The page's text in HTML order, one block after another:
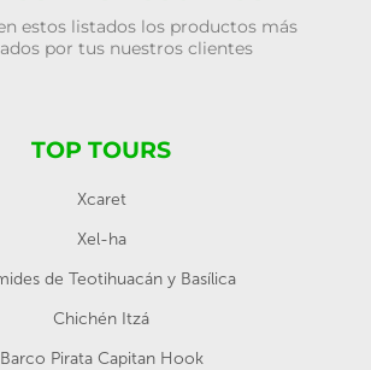
estos listados los productos más
por tus nuestros clientes
TOP TOURS
Xcaret
Xel-ha
de Teotihuacán y Basílica
Chichén Itzá
Barco Pirata Capitan Hook